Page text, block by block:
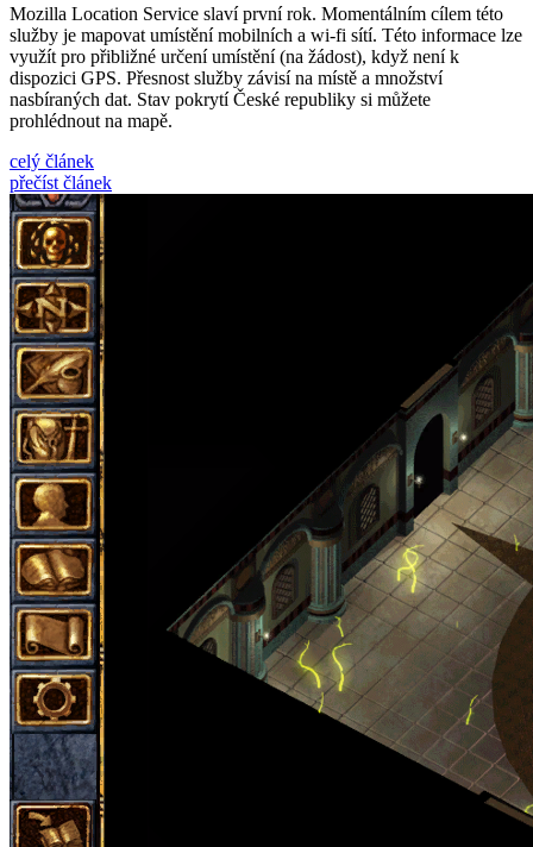
Mozilla Location Service slaví první rok. Momentálním cílem této
služby je mapovat umístění mobilních a wi-fi sítí. Této informace lze
využít pro přibližné určení umístění (na žádost), když není k
dispozici GPS. Přesnost služby závisí na místě a množství
nasbíraných dat. Stav pokrytí České republiky si můžete
prohlédnout na mapě.
celý článek
přečíst článek